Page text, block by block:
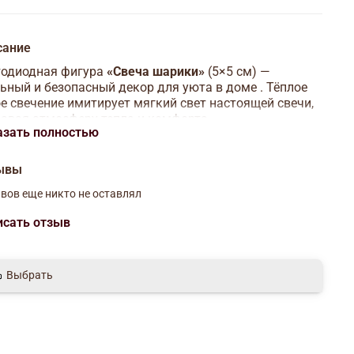
фигура «Свеча шарики»(5×5 см) —
и безопасный декор для уюта в доме . Тёплое
свечение имитирует мягкий свет настоящей свечи,
атмосферу тепла и комфорта.
не требует проводов и полностью безопасна для
и животных. Отлично подойдёт для украшения
стола, интерьера или создания
Тип свечи: светодиодная
полностью
еще никто не оставлял
отзыв
Выбрать